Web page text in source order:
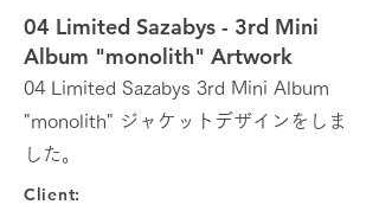
04 Limited Sazabys - 3rd Mini
Album "monolith" Artwork
04 Limited Sazabys 3rd Mini Album
"monolith" ジャケットデザインをしま
した。
Client: